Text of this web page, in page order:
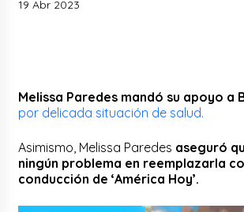
19 Abr 2023
Melissa Paredes mandó su apoyo a
por delicada situación de salud.
Asimismo, Melissa Paredes aseguró
ningún problema en reemplazarla
conducción de ‘América Hoy’.